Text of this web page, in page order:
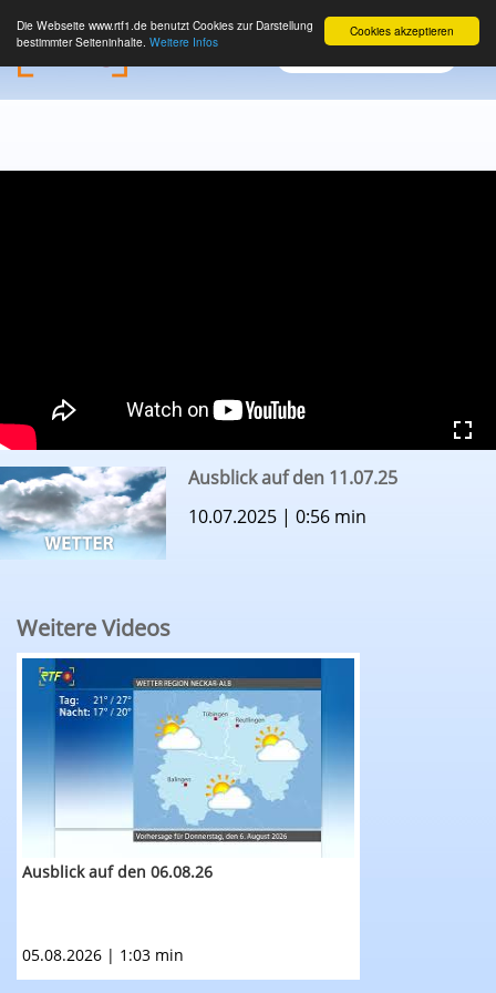
Cookies akzeptieren
Die Webseite www.rtf1.de benutzt Cookies zur Darstellung
bestimmter Seiteninhalte. Weitere Infos
Ausblick auf den 11.07.25
10.07.2025 | 0:56 min
Weitere Videos
RTF.1-Wetter: Ausblick auf den 06.08.26
Ausblick auf den 06.08.26
05.08.2026 | 1:03 min